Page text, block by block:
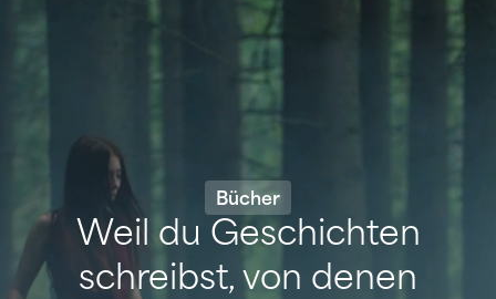
Bücher
Weil du Geschichten
schreibst, von denen